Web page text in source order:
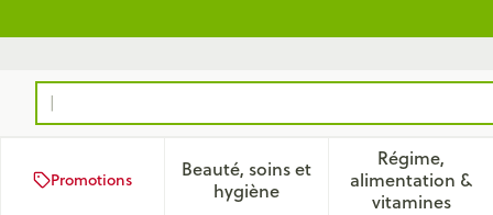
Rechercher
Promotions
Beauté, soins et
hygièneAfficher le sous-menu pour
Régime,
alimentation &
vitamines
Afficher